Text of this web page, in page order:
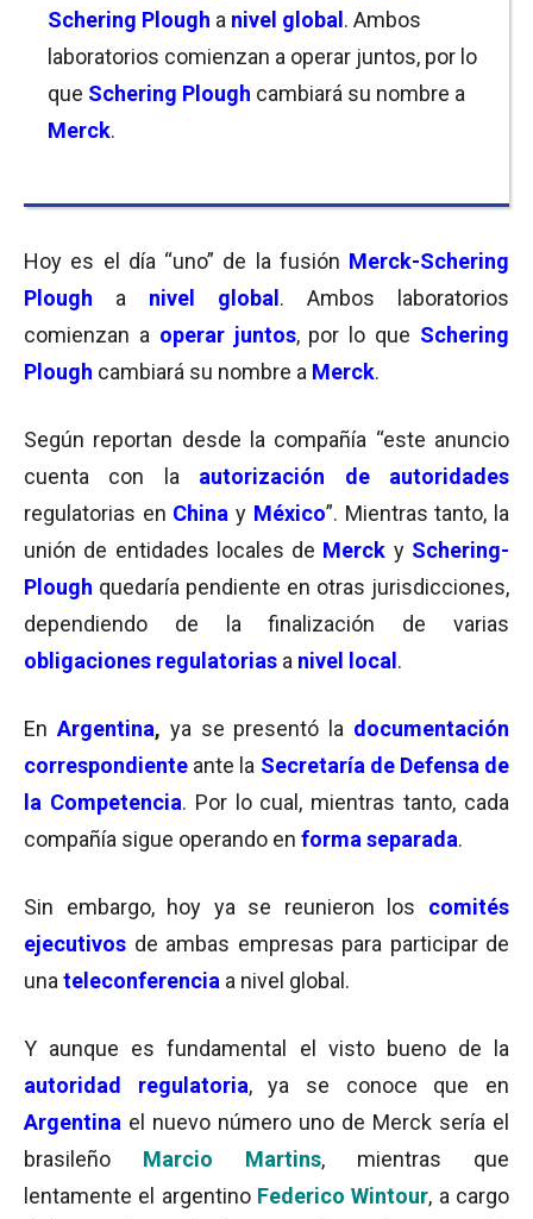
Schering Plough a nivel global . Ambos
laboratorios comienzan a operar juntos, por lo
que Schering Plough cambiará su nombre a
Merck.
Hoy es el día “uno” de la fusión Merck-Schering
Plough a nivel global . Ambos laboratorios
comienzan a operar juntos, por lo que Schering
Plough cambiará su nombre a Merck.
Según reportan desde la compañía “este anuncio
cuenta con la autorización de autoridades
regulatorias en Chinay México”. Mientras tanto, la
unión de entidades locales de Merck y Schering-
Plough quedaría pendiente en otras jurisdicciones,
dependiendo de la finalización de varias
obligaciones regulatorias a nivel local .
En Argentina, ya se presentó la documentación
correspondiente ante la Secretaría de Defensa de
la Competencia. Por lo cual, mientras tanto, cada
compañía sigue operando en forma separada.
Sin embargo, hoy ya se reunieron los comités
ejecutivos de ambas empresas para participar de
una teleconferencia a nivel global.
Y aunque es fundamental el visto bueno de la
autoridad regulatoria, ya se conoce que en
Argentina el nuevo número uno de Merck sería el
brasileño Marcio Martins, mientras que
lentamente el argentino Federico Wintour, a cargo